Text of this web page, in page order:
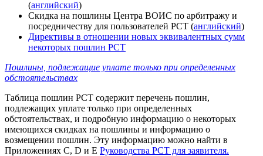
(английский)
Скидка на пошлины Центра ВОИС по арбитражу и
посредничеству для пользователей PCT (английский)
Директивы в отношении новых эквивалентных сумм
некоторых пошлин РСТ
Пошлины, подлежащие уплате только при определенных
обстоятельствах
Таблица пошлин РСТ содержит перечень пошлин,
подлежащих уплате только при определенных
обстоятельствах, и подробную информацию о некоторых
имеющихся скидках на пошлины и информацию о
возмещении пошлин. Эту информацию можно найти в
Приложениях C, D и E Руководства PCT для заявителя.